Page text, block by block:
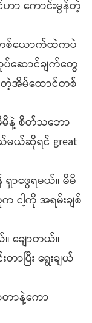
ာ ကောင်းမွန်တဲ့
စ်ယောက်ထဲကပဲ
ောင်ချက်တွေ
တဲ့အိမ်ထောင်တစ်
မိနဲ့ စိတ်သဘော
မယ်ဆိုရင် great
ဖွေရမယ်။ မိမိ
ငါ့ကို အရမ်းချစ်
ချောတယ်။
ာပြီး ရွေးချယ်
တာနဲ့ကော